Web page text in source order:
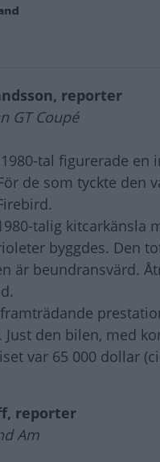
reporter
GT Coupé
tal figurerade en
de som tyckte den
talig kitcarkänsla
byggdes. Den
är beundransvärd.
den bilen, med
var 65 000 dollar
reporter
Am